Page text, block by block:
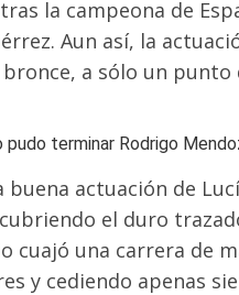
la campeona de
Aun así, la
a sólo un punto
pudo terminar Rodrigo
actuación de
el duro
cuajó una carrera de
y cediendo apenas